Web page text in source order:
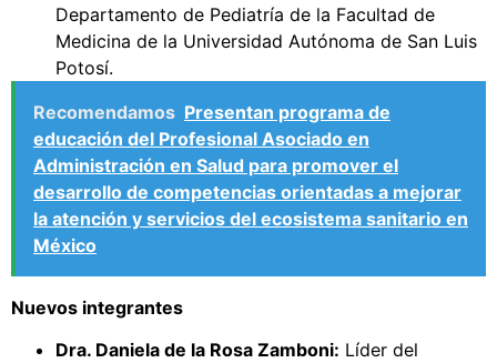
Departamento de Pediatría de la Facultad de
Medicina de la Universidad Autónoma de San Luis
Potosí.
Recomendamos Presentan programa de
educación del Profesional Asociado en
Administración en Salud para promover el
desarrollo de competencias orientadas a mejorar
la atención y servicios del ecosistema sanitario en
México
Nuevos integrantes
Dra. Daniela de la Rosa Zamboni: Líder del